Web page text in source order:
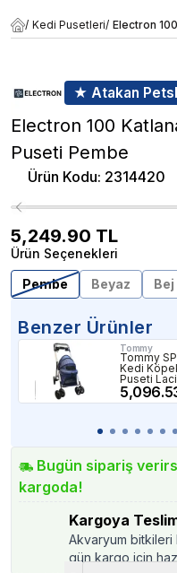
/ Kedi Pusetleri/ Electron
★ Atakan
Electron 100
Puseti Pembe
Ürün Kodu: 2314420
5,249.90 TL
Ürün Seçenekleri
Pembe
Beyaz Bej
Benzer Ürünler
Tommy
Tommy
Kedi
Puseti
15Kg
Bugün sipariş
kargoda!
Kargoya
Akvaryum
gün kargo için